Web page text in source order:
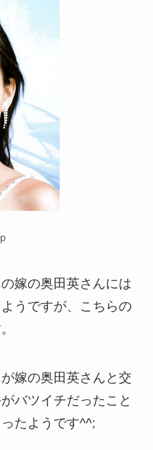
嫁の奥田英さんには
うですが、こちらの
嫁の奥田英さんと交
バツイチだったこと
たようです^^;